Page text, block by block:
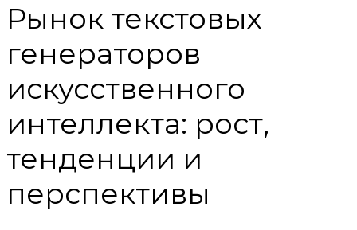
Рынок текстовых
генераторов
искусственного
интеллекта: рост,
тенденции и
перспективы